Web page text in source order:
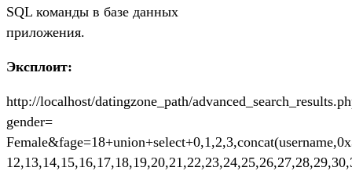
SQL команды в базе данных
приложения.
Эксплоит:
http://localhost/datingzone_path/
gender=